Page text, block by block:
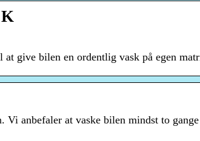
give bilen en ordentlig vask på egen
anbefaler at vaske bilen mindst to